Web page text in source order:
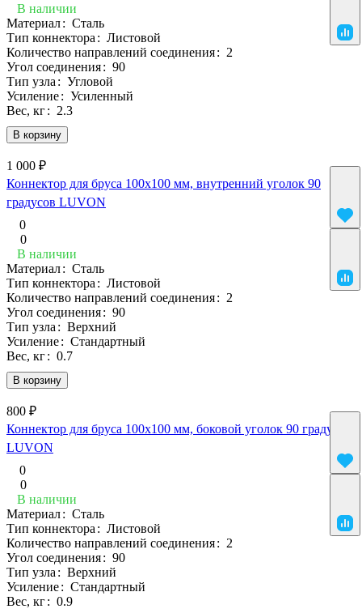
В наличии
В корзину
Материал: Сталь
Тип коннектора : Листовой
Количество направлений соединения: 2
Угол соединения: 90
Тип узла : Угловой
Усиление: Усиленный
Вес, кг: 2.3
1 000 ₽
Коннектор для бруса 100х100 мм, внутренний уголок 90
градусов LUVON
0
0
В наличии
В корзину
Материал: Сталь
Тип коннектора : Листовой
Количество направлений соединения: 2
Угол соединения: 90
Тип узла : Верхний
Усиление: Стандартный
Вес, кг: 0.7
800 ₽
Коннектор для бруса 100х100 мм, боковой уголок 90 градусов
LUVON
0
0
В наличии
Материал: Сталь
Тип коннектора : Листовой
Количество направлений соединения: 2
Угол соединения: 90
Тип узла : Верхний
Усиление: Стандартный
Вес, кг: 0.9